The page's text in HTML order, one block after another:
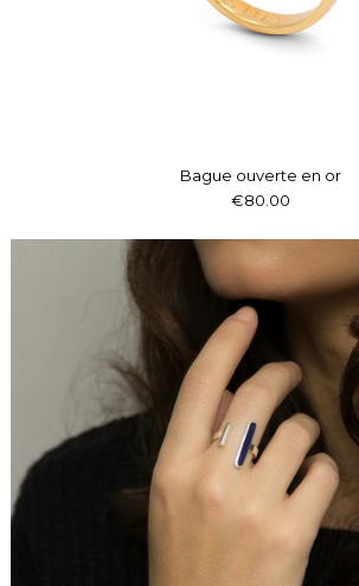
Bague ouverte en or
€80.00